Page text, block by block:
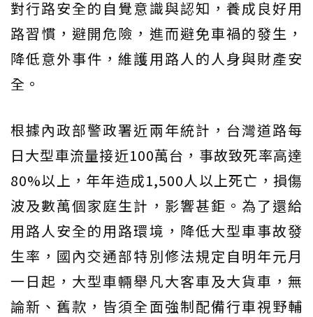
對行路安全的自覺意識與認知，養成良好用
路習慣，避開危險，進而避免車禍的發生，
降低意外事件，維護用路人的人身與財產安
全。
根據內政部警政署近兩年統計，台灣道路每
日大型車流量接近100萬台，事故致死率高達
80%以上，年年造成1,500人以上死亡，損傷
波及數萬個家庭生計，影響甚鉅。為了還給
用路人安全的用路環境，降低大型車事故發
生率，國內交通部特別修法規定自明年元月
一日起，大型車輛舉凡大客車及大貨車，無
論新、舊款，皆須全面強制配備行車視野輔